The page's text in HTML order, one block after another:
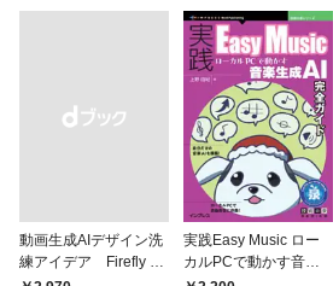
動画生成AIデザイン洗
練アイデア Firefly &
実践Easy Music ロー
カルPCで動かす音楽